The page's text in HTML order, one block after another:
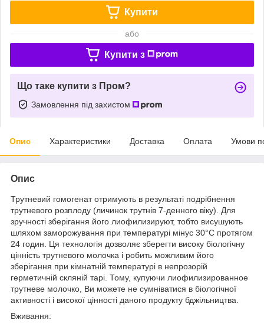
Купити
або
Купити з
Що таке купити з Пром?
Замовлення під захистом
Опис Характеристики Доставка Оплата Умови
Опис
Трутневий гомогенат отримують в результаті подрібнення
трутневого розплоду (личинок трутнів 7-денного віку). Для
зручності зберігання його лиофилизируют, тобто висушують
шляхом заморожування при температурі мінус 30°С протягом
24 годин. Ця технологія дозволяє зберегти високу біологічну
цінність трутневого молочка і робить можливим його
зберігання при кімнатній температурі в непрозорій
герметичній скляній тарі. Тому, купуючи лиофилизированное
трутневе молочко, Ви можете не сумніватися в біологічної
активності і високої цінності даного продукту бджільництва.
Вживання: